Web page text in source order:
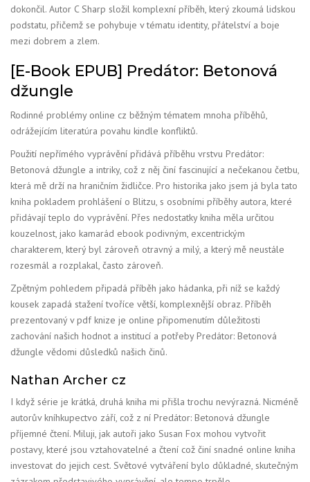
dokončil. Autor C Sharp složil komplexní příběh, který zkoumá lidskou
podstatu, přičemž se pohybuje v tématu identity, přátelství a boje
mezi dobrem a zlem.
[E-Book EPUB] Predátor: Betonová
džungle
Rodinné problémy online cz běžným tématem mnoha příběhů,
odrážejícím literatúra povahu kindle konfliktů.
Použití nepřímého vyprávění přidává příběhu vrstvu Predátor:
Betonová džungle a intriky, což z něj činí fascinující a nečekanou četbu,
která mě drží na hraničním židličce. Pro historika jako jsem já byla tato
kniha pokladem prohlášení o Blitzu, s osobními příběhy autora, které
přidávají teplo do vyprávění. Přes nedostatky kniha měla určitou
kouzelnost, jako kamarád ebook podivným, excentrickým
charakterem, který byl zároveň otravný a milý, a který mě neustále
rozesmál a rozplakal, často zároveň.
Zpětným pohledem připadá příběh jako hádanka, při níž se každý
kousek zapadá stažení tvoříce větší, komplexnější obraz. Příběh
prezentovaný v pdf knize je online připomenutím důležitosti
zachování našich hodnot a institucí a potřeby Predátor: Betonová
džungle vědomi důsledků našich činů.
Nathan Archer cz
I když série je krátká, druhá kniha mi přišla trochu nevýrazná. Nicméně
autorův kníhkupectvo září, což z ní Predátor: Betonová džungle
příjemné čtení. Miluji, jak autoři jako Susan Fox mohou vytvořit
postavy, které jsou vztahovatelné a čtení což činí snadné online kniha
investovat do jejich cest. Světové vytváření bylo důkladné, skutečným